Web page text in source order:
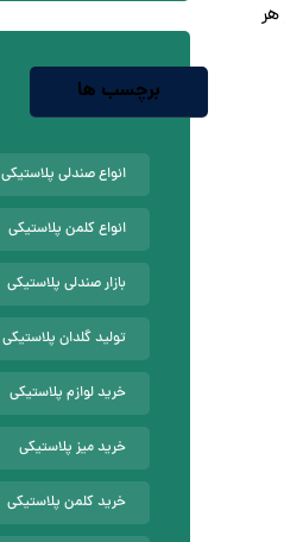
برچسب ها
انواع صندلی پلاستیکی
انواع کلمن پلاستیکی
بازار صندلی پلاستیکی
تولید گلدان پلاستیکی
خرید لوازم پلاستیکی
خرید میز پلاستیکی
خرید کلمن پلاستیکی